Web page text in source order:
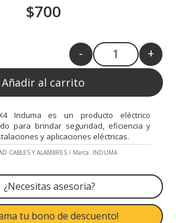
$700
Quantity
- +
Añadir al carrito
Induma es un producto eléctrico
para brindar seguridad, eficiencia y
y aplicaciones eléctricas.
CABLES Y ALAMBRES Marca: INDUMA
¿Necesitas asesoria?
tu bono de descuento!